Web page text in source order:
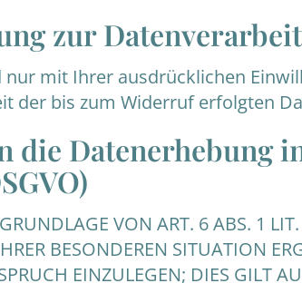
zur
mit Ihrer ausdrücklichen
der bis zum Widerruf erfolgten
die Datenerhebung
VON ART. 6 ABS. 1
BESONDEREN SITUATION
EINZULEGEN; DIES GILT